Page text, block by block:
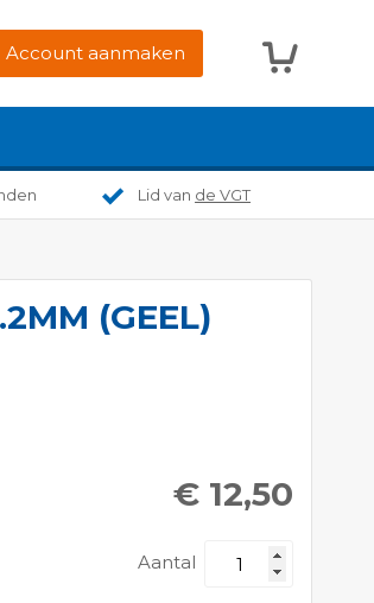
Account aanmaken
Lid van de VGT
(GEEL)
€ 12,50
Aantal